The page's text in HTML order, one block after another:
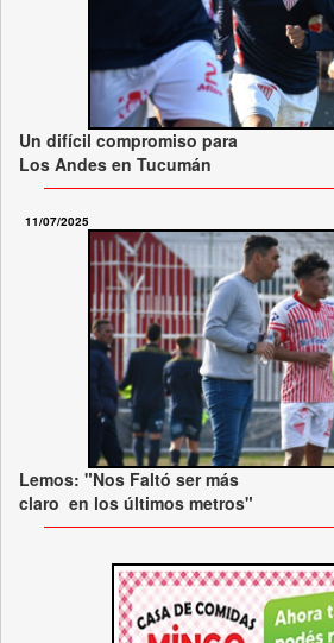
Un difícil compromiso para
Los Andes en Tucumán
11/07/2025
Lemos: "Nos Faltó ser más
claro en los últimos metros"